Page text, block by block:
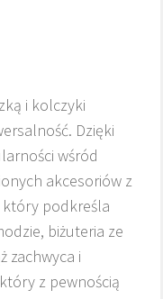
i kolczyki
Dzięki
wśród
akcesoriów z
podkreśla
biżuteria ze
zachwyca i
z pewnością